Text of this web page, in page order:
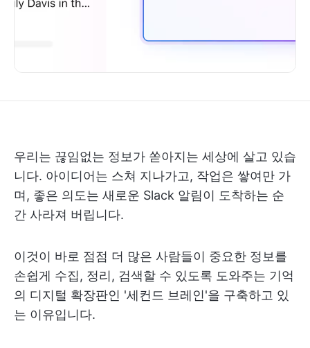
우리는 끊임없는 정보가 쏟아지는 세상에 살고 있습
니다. 아이디어는 스쳐 지나가고, 작업은 쌓여만 가
며, 좋은 의도는 새로운 Slack 알림이 도착하는 순
간 사라져 버립니다.
이것이 바로 점점 더 많은 사람들이 중요한 정보를
손쉽게 수집, 정리, 검색할 수 있도록 도와주는 기억
의 디지털 확장판인 '세컨드 브레인'을 구축하고 있
는 이유입니다.